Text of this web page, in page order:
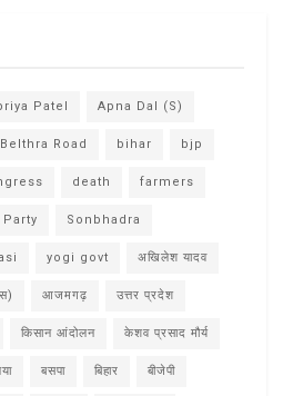
Patel Apna Dal (S)
Belthra Road bihar bjp
death farmers
Sonbhadra
yogi govt अखिलेश यादव
आजमगढ़ उत्तर प्रदेश
किसान आंदोलन केशव प्रसाद मौर्य
बसपा बिहार बीजेपी